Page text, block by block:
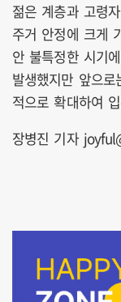
젊은 계층과 고령
주거 안정에 크게
안 불특정한 시기
발생했지만 앞으
적으로 확대하여
장병진 기자